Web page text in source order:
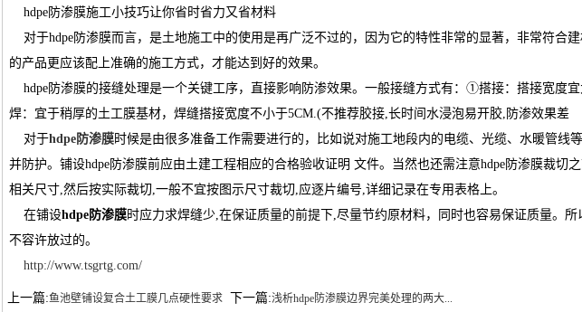
hdpe防渗膜施工小技巧让你省时省力又省材料
对于hdpe防渗膜而言，是土地施工中的使用是再广泛不过的，因为它的特性非常的显著，非常符合
的产品更应该配上准确的施工方式，才能达到好的效果。
hdpe防渗膜的接缝处理是一个关键工序，直接影响防渗效果。一般接缝方式有：①搭接：搭接宽度
焊：宜于稍厚的土工膜基材，焊缝搭接宽度不小于5CM.(不推荐胶接,长时间水浸泡易开胶,防渗效果差
对于hdpe防渗膜时候是由很多准备工作需要进行的，比如说对施工地段内的电缆、光缆、水暖管线
并防护。铺设hdpe防渗膜前应由土建工程相应的合格验收证明 文件。当然也还需注意hdpe防渗膜裁切
相关尺寸,然后按实际裁切,一般不宜按图示尺寸裁切,应逐片编号,详细记录在专用表格上。
在铺设hdpe防渗膜时应力求焊缝少,在保证质量的前提下,尽量节约原材料，同时也容易保证质量。所
不容许放过的。
http://www.tsgrtg.com/
上一篇:鱼池壁铺设复合土工膜几点硬性要求下一篇:浅析hdpe防渗膜边界完美处理的两大...